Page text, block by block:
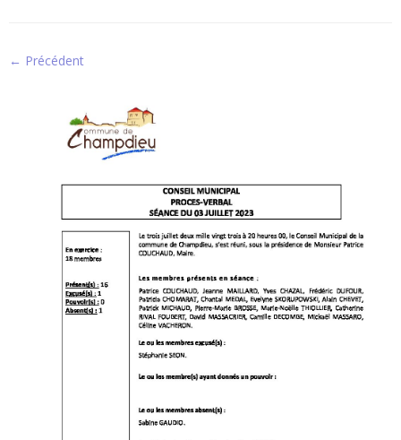
← Précédent